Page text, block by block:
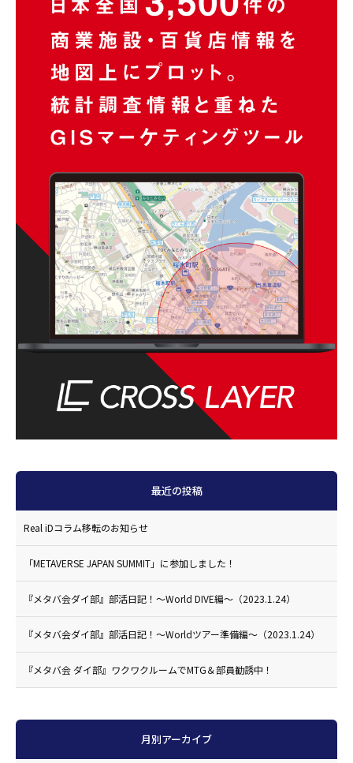
最近の投稿
Real iDコラム移転のお知らせ
「METAVERSE JAPAN SUMMIT」に参加しました！
『メタバ会ダイ部』部活日記！〜World DIVE編〜（2023.1.24）
『メタバ会ダイ部』部活日記！〜Worldツアー準備編〜（2023.1.24）
『メタバ会 ダイ部』ワクワクルームでMTG＆部員勧誘中！
月別アーカイブ